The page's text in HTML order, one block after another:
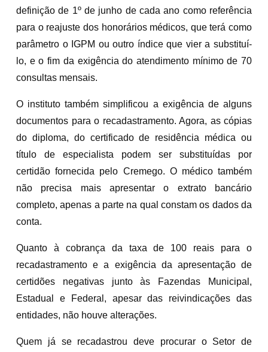
definição de 1º de junho de cada ano como referência
para o reajuste dos honorários médicos, que terá como
parâmetro o IGPM ou outro índice que vier a substituí-
lo, e o fim da exigência do atendimento mínimo de 70
consultas mensais.
O instituto também simplificou a exigência de alguns
documentos para o recadastramento. Agora, as cópias
do diploma, do certificado de residência médica ou
título de especialista podem ser substituídas por
certidão fornecida pelo Cremego. O médico também
não precisa mais apresentar o extrato bancário
completo, apenas a parte na qual constam os dados da
conta.
Quanto à cobrança da taxa de 100 reais para o
recadastramento e a exigência da apresentação de
certidões negativas junto às Fazendas Municipal,
Estadual e Federal, apesar das reivindicações das
entidades, não houve alterações.
Quem já se recadastrou deve procurar o Setor de